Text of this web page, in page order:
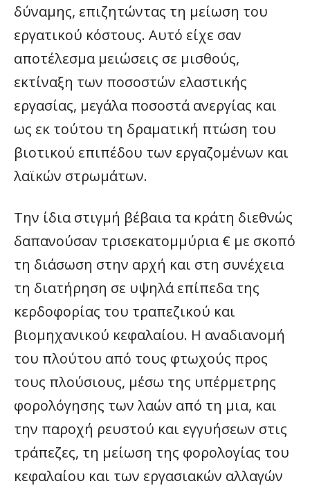
δύναμης, επιζητώντας τη μείωση του
εργατικού κόστους. Αυτό είχε σαν
αποτέλεσμα μειώσεις σε μισθούς,
εκτίναξη των ποσοστών ελαστικής
εργασίας, μεγάλα ποσοστά ανεργίας και
ως εκ τούτου τη δραματική πτώση του
βιοτικού επιπέδου των εργαζομένων και
λαϊκών στρωμάτων.
Την ίδια στιγμή βέβαια τα κράτη διεθνώς
δαπανούσαν τρισεκατομμύρια € με σκοπό
τη διάσωση στην αρχή και στη συνέχεια
τη διατήρηση σε υψηλά επίπεδα της
κερδοφορίας του τραπεζικού και
βιομηχανικού κεφαλαίου. Η αναδιανομή
του πλούτου από τους φτωχούς προς
τους πλούσιους, μέσω της υπέρμετρης
φορολόγησης των λαών από τη μια, και
την παροχή ρευστού και εγγυήσεων στις
τράπεζες, τη μείωση της φορολογίας του
κεφαλαίου και των εργασιακών αλλαγών